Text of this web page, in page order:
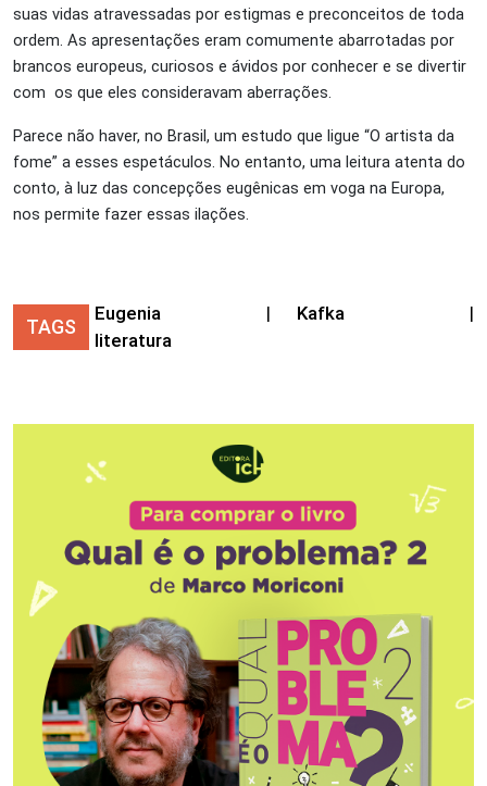
suas vidas atravessadas por estigmas e preconceitos de toda
ordem. As apresentações eram comumente abarrotadas por
brancos europeus, curiosos e ávidos por conhecer e se divertir
com os que eles consideravam aberrações.
Parece não haver, no Brasil, um estudo que ligue “O artista da
fome” a esses espetáculos. No entanto, uma leitura atenta do
conto, à luz das concepções eugênicas em voga na Europa,
nos permite fazer essas ilações.
TAGS
Eugenia | Kafka
|
literatura